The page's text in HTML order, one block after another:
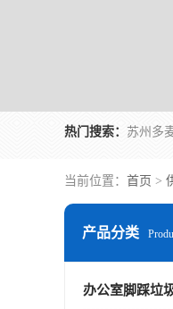
热门搜索：
当前位置： 首页 >
产品分类
办公室脚踩垃